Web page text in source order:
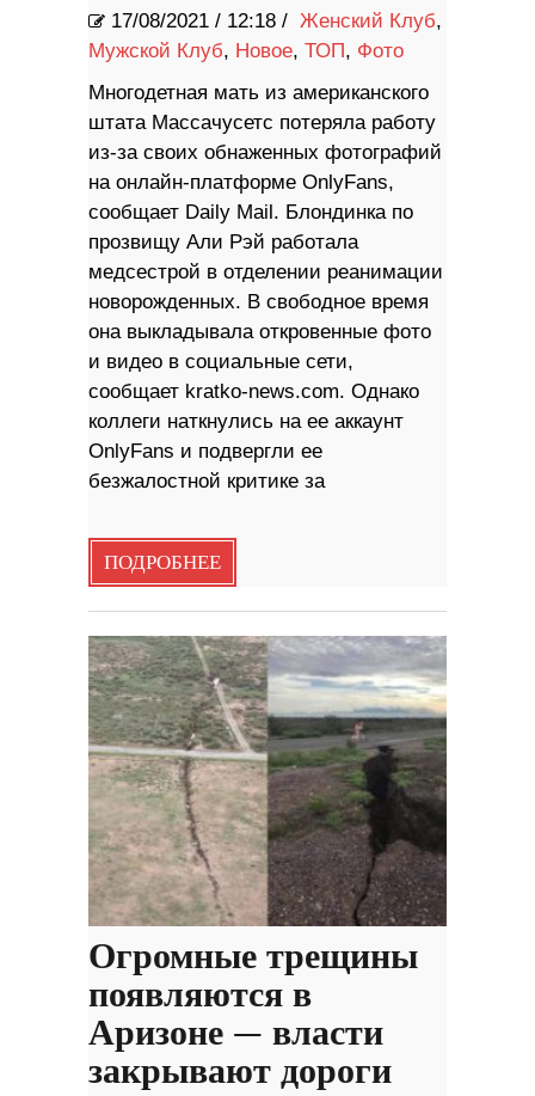
17/08/2021 / 12:18 / Женский Клуб,
Мужской Клуб, Новое, ТОП, Фото
Многодетная мать из американского
штата Массачусетс потеряла работу
из-за своих обнаженных фотографий
на онлайн-платформе OnlyFans,
сообщает Daily Mail. Блондинка по
прозвищу Али Рэй работала
медсестрой в отделении реанимации
новорожденных. В свободное время
она выкладывала откровенные фото
и видео в социальные сети,
сообщает kratko-news.com. Однако
коллеги наткнулись на ее аккаунт
OnlyFans и подвергли ее
безжалостной критике за
ПОДРОБНЕЕ
Огромные трещины
появляются в
Аризоне — власти
закрывают дороги